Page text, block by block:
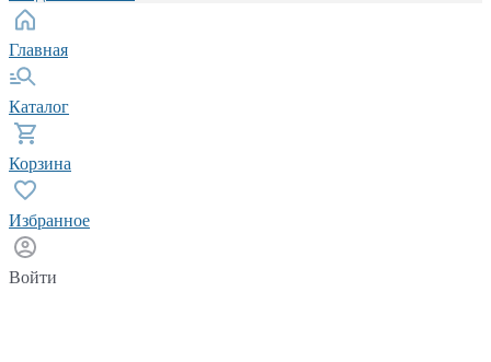
Главная
Каталог
Корзина
Избранное
Войти